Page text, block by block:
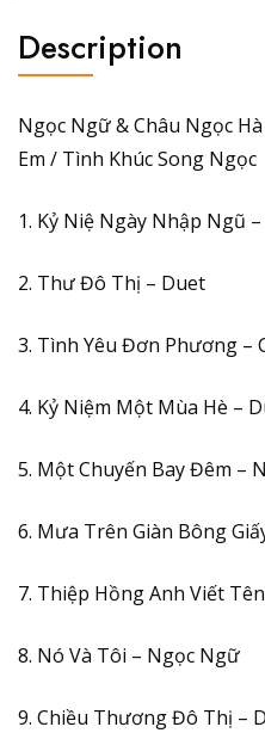
Description
Ngọc Ngữ & Châu Ngọc
Em / Tình Khúc Song Ngọc
1. Kỷ Niệ Ngày Nhập Ngũ
2. Thư Đô Thị – Duet
3. Tình Yêu Đơn Phương –
4. Kỷ Niệm Một Mùa Hè –
5. Một Chuyến Bay Đêm –
6. Mưa Trên Giàn Bông
7. Thiệp Hồng Anh Viết
8. Nó Và Tôi – Ngọc Ngữ
9. Chiều Thương Đô Thị –